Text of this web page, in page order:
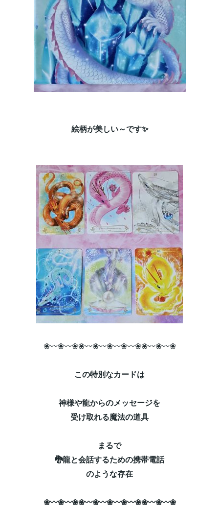
絵柄が美しい～です✨
❀〰❀〰❀❀〰❀〰❀〰❀〰❀❀〰❀〰❀
この特別なカードは
神様や龍からのメッセージを
受け取れる魔法の道具
まるで
🐉龍と会話するための携帯電話
のような存在
❀〰❀〰❀❀〰❀〰❀〰❀〰❀❀〰❀〰❀